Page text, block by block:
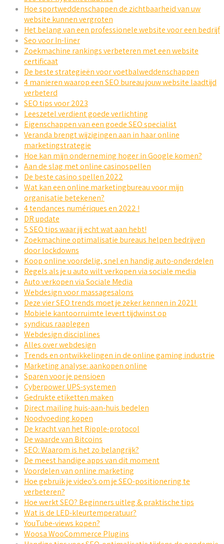
Hoe sportweddenschappen de zichtbaarheid van uw
website kunnen vergroten
Het belang van een professionele website voor een bedrijf
Seo voor In-liner
Zoekmachine rankings verbeteren met een website
certificaat
De beste strategieën voor voetbalweddenschappen
4 manieren waarop een SEO bureau jouw website laadtijd
verbeterd
SEO tips voor 2023
Leeszetel verdient goede verlichting
Eigenschappen van een goede SEO specialist
Veranda brengt wijzigingen aan in haar online
marketingstrategie
Hoe kan mijn onderneming hoger in Google komen?
Aan de slag met online casinospellen
De beste casino spellen 2022
Wat kan een online marketingbureau voor mijn
organisatie betekenen?
4 tendances numériques en 2022 !
DR update
5 SEO tips waar jij echt wat aan hebt!
Zoekmachine optimalisatie bureaus helpen bedrijven
door lockdowns
Koop online voordelig, snel en handig auto-onderdelen
Regels als je u auto wilt verkopen via sociale media
Auto verkopen via Sociale Media
Webdesign voor massagesalons
Deze vier SEO trends moet je zeker kennen in 2021!
Mobiele kantoorruimte levert tijdwinst op
syndicus raaplegen
Webdesign disciplines
Alles over webdesign
Trends en ontwikkelingen in de online gaming industrie
Marketing analyse: aankopen online
Sparen voor je pensioen
Cyberpower UPS-systemen
Gedrukte etiketten maken
Direct mailing huis-aan-huis bedelen
Noodvoeding kopen
De kracht van het Ripple-protocol
De waarde van Bitcoins
SEO: Waarom is het zo belangrijk?
De meest handige apps van dit moment
Voordelen van online marketing
Hoe gebruik je video’s om je SEO-positionering te
verbeteren?
Hoe werkt SEO? Beginners uitleg & praktische tips
Wat is de LED-kleurtemperatuur?
YouTube-views kopen?
Woosa WooCommerce Plugins